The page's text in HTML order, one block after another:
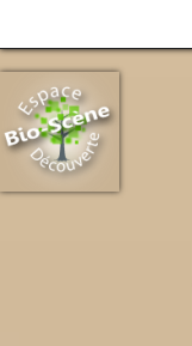
BS MENU